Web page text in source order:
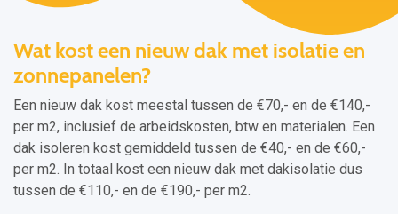
Wat kost een nieuw dak met isolatie en
zonnepanelen?
Een nieuw dak kost meestal tussen de €70,- en de €140,-
per m2, inclusief de arbeidskosten, btw en materialen. Een
dak isoleren kost gemiddeld tussen de €40,- en de €60,-
per m2. In totaal kost een nieuw dak met dakisolatie dus
tussen de €110,- en de €190,- per m2.